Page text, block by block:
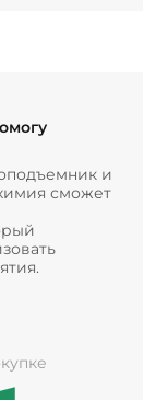
и
сможет